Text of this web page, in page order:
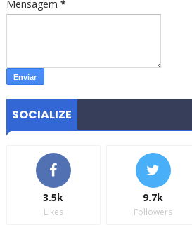
Mensagem *
SOCIALIZE
3.5k
Likes
9.7k
Followers